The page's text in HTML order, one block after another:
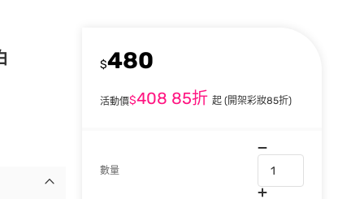
$480
活動價$408 85折 起 (開架彩妝85折)
數量